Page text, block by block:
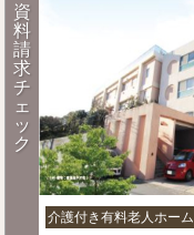
資
料
請
求
チ
ェ
ッ
ク
介護付き有料老人ホーム